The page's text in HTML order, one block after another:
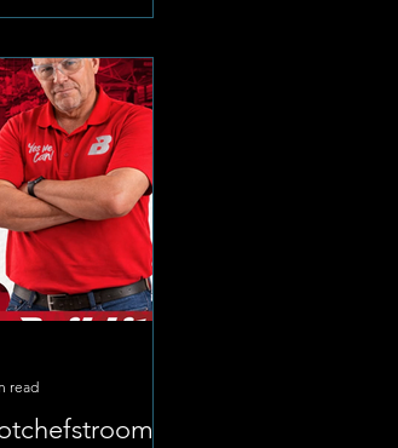
'n
'n tuiste vir
in
Krieketklub
Is
read